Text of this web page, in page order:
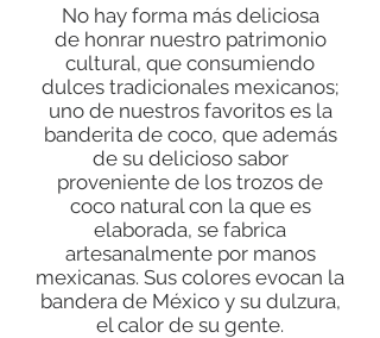
No hay forma más deliciosa
de honrar nuestro patrimonio
cultural, que consumiendo
dulces tradicionales mexicanos;
uno de nuestros favoritos es la
banderita de coco, que además
de su delicioso sabor
proveniente de los trozos de
coco natural con la que es
elaborada, se fabrica
artesanalmente por manos
mexicanas. Sus colores evocan la
bandera de México y su dulzura,
el calor de su gente.